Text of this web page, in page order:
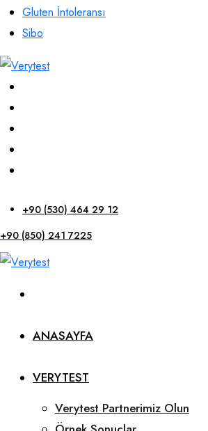
Gluten İntoleransı
Sibo
+90 (530) 464 29 12
+90 (850) 241 7225
ANASAYFA
VERYTEST
Verytest Partnerimiz Olun